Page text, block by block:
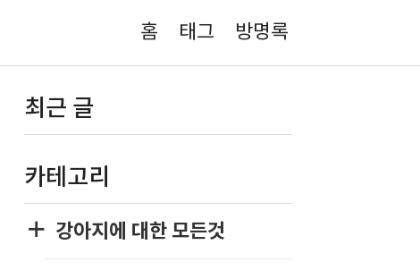
홈 태그 방명록
최근 글
카테고리
강아지에 대한 모든것